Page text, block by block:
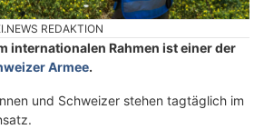
REDAKTION
internationalen Rahmen ist einer der
Armee.
und Schweizer stehen tagtäglich im